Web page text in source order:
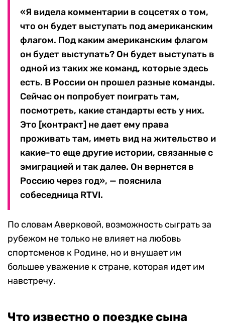
«Я видела комментарии в соцсетях о том,
что он будет выступать под американским
флагом. Под каким американским флагом
он будет выступать? Он будет выступать в
одной из таких же команд, которые здесь
есть. В России он прошел разные команды.
Сейчас он попробует поиграть там,
посмотреть, какие стандарты есть у них.
Это [контракт] не дает ему права
проживать там, иметь вид на жительство и
какие-то еще другие истории, связанные с
эмиграцией и так далее. Он вернется в
Россию через год», — пояснила
собеседница RTVI.
По словам Аверковой, возможность сыграть за
рубежом не только не влияет на любовь
спортсменов к Родине, но и внушает им
большее уважение к стране, которая идет им
навстречу.
Что известно о поездке сына